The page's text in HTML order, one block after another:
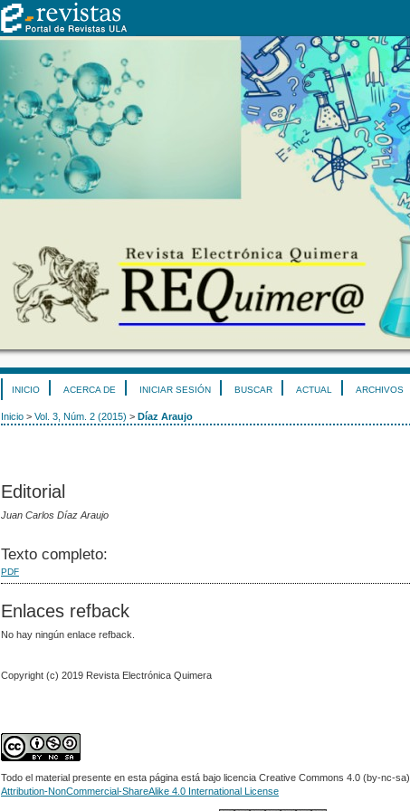
INICIO ACERCA DE INICIAR SESIÓN BUSCAR ACTUAL ARCHIVOS
Inicio > Vol. 3, Núm. 2 (2015) > Díaz Araujo
Editorial
Juan Carlos Díaz Araujo
Texto completo:
PDF
Enlaces refback
No hay ningún enlace refback.
Copyright (c) 2019 Revista Electrónica Quimera
Todo el material presente en esta página está bajo licencia Creative Commons 4.0 (by-nc-sa)
Attribution-NonCommercial-ShareAlike 4.0 International License